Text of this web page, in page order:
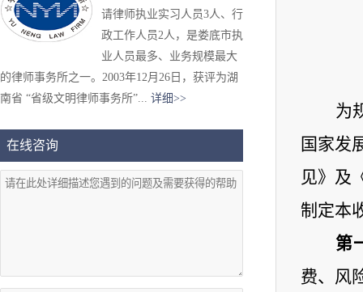
请律师执业实习人员3人、行
政工作人员2人，是娄底市执
业人员最多、业务规模最大
的律师事务所之一。2003年12月26日，获评为湖
南省 “省级文明律师事务所”... 详细>>
在线咨询
为
国家发
见》 及
制定本
第
费、风